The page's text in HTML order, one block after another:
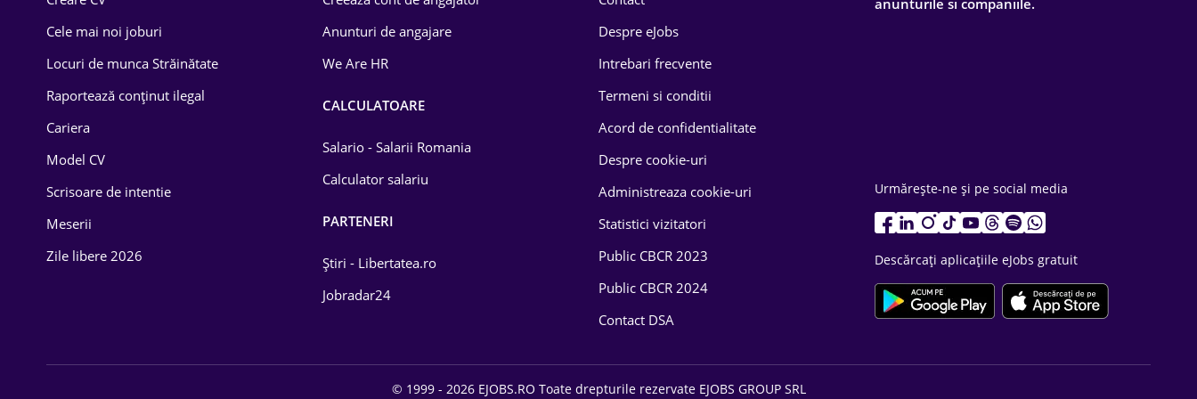
Drept
Educație / Training
Energetică
Farma
Cele mai noi joburi
Locuri de munca Străinătate
Raportează conținut ilegal
Cariera
Model CV
Scrisoare de intentie
Meserii
Zile libere 2026
Anunturi de angajare
We Are HR
CALCULATOARE
Salario - Salarii Romania
Calculator salariu
PARTENERI
Știri - Libertatea.ro
Jobradar24
Despre eJobs
Intrebari frecvente
Termeni si conditii
Acord de confidentialitate
Despre cookie-uri
Administreaza cookie-uri
Statistici vizitatori
Public CBCR 2023
Public CBCR 2024
Contact DSA
anunturile si companiile.
Urmărește-ne și pe social media
Descărcați aplicațiile eJobs gratuit
© 1999 - 2026 EJOBS.RO Toate drepturile rezervate EJOBS GROUP SRL